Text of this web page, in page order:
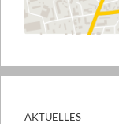
AKTUELLES